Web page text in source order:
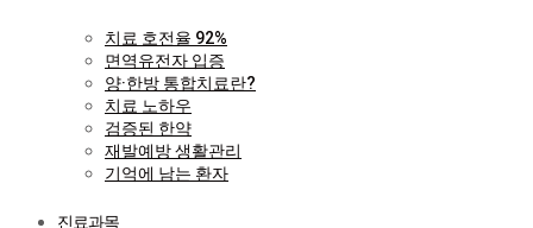
치료 호전율 92%
면역유전자 입증
양·한방 통합치료란?
치료 노하우
검증된 한약
재발예방 생활관리
기억에 남는 환자
진료과목